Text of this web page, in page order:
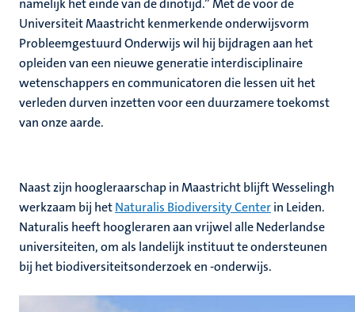
namelijk het einde van de dinotijd.” Met de voor de
Universiteit Maastricht kenmerkende onderwijsvorm
Probleemgestuurd Onderwijs wil hij bijdragen aan het
opleiden van een nieuwe generatie interdisciplinaire
wetenschappers en communicatoren die lessen uit het
verleden durven inzetten voor een duurzamere toekomst
van onze aarde.
Naast zijn hoogleraarschap in Maastricht blijft Wesselingh
werkzaam bij hetNaturalis Biodiversity Centerin Leiden.
Naturalis heeft hoogleraren aan vrijwel alle Nederlandse
universiteiten, om als landelijk instituut te ondersteunen
bij het biodiversiteitsonderzoek en -onderwijs.